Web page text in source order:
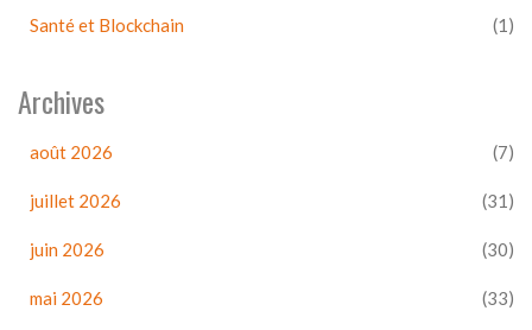
Santé et Blockchain (1)
Archives
août 2026 (7)
juillet 2026 (31)
juin 2026 (30)
mai 2026 (33)